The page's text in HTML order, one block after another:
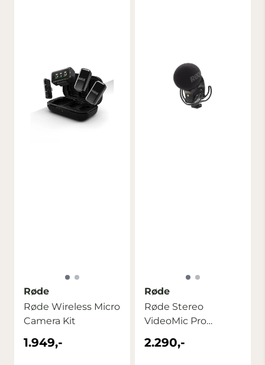
Røde
Røde Wireless Micro
Camera Kit
1.949,-
Røde
Røde Stereo
VideoMic Pro
Rycote on-camera
mik
2.290,-